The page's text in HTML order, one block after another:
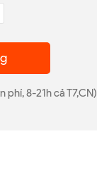
phí, 8-21h cả T7,CN)